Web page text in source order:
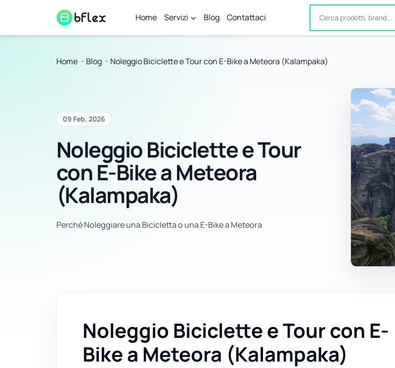
Home Servizi Blog Contattaci
Home Blog Noleggio Biciclette e Tour con E-Bike a Meteora (Kalampaka)
09 Feb, 2026
Noleggio Biciclette e Tour
con E-Bike a Meteora
(Kalampaka)
Perché Noleggiare una Bicicletta o una E-Bike a Meteora
Noleggio Biciclette e Tour con E-
Bike a Meteora (Kalampaka)